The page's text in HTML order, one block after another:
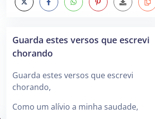
Guarda estes versos que escrevi
chorando
Guarda estes versos que escrevi
chorando,
Como um alívio a minha saudade,